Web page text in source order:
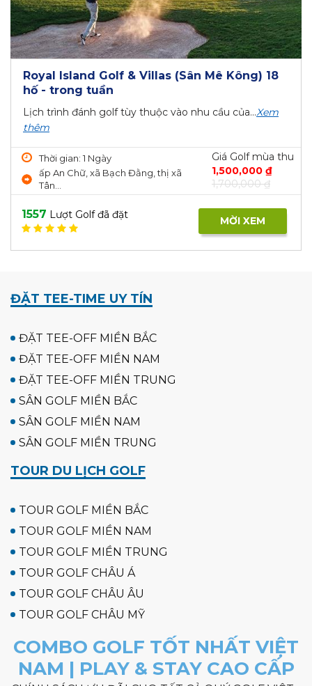
Royal Island Golf & Villas (Sân Mê Kông) 18
hố - trong tuần
Lịch trình đánh golf tùy thuộc vào nhu cầu của...Xem
thêm
Thời gian: 1 Ngày
ấp An Chữ, xã Bạch Đằng, thị xã
Tân...
Giá Golf mùa thu
1,500,000 ₫
1,700,000 ₫
1557 Lượt Golf đã đặt MỜI XEM
ĐẶT TEE-TIME UY TÍN
ĐẶT TEE-OFF MIỀN BẮC
ĐẶT TEE-OFF MIỀN NAM
ĐẶT TEE-OFF MIỀN TRUNG
SÂN GOLF MIỀN BẮC
SÂN GOLF MIỀN NAM
SÂN GOLF MIỀN TRUNG
TOUR DU LỊCH GOLF
TOUR GOLF MIỀN BẮC
TOUR GOLF MIỀN NAM
TOUR GOLF MIỀN TRUNG
TOUR GOLF CHÂU Á
TOUR GOLF CHÂU ÂU
TOUR GOLF CHÂU MỸ
COMBO GOLF TỐT NHẤT VIỆT
NAM | PLAY & STAY CAO CẤP